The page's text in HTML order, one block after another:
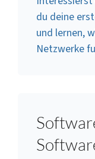
du deine
und lernen,
Netzwerke